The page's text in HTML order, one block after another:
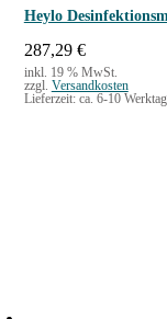
Heylo
287,29 €
inkl. 19 % MwSt.
zzgl. Versandkosten
Lieferzeit: ca. 6-10